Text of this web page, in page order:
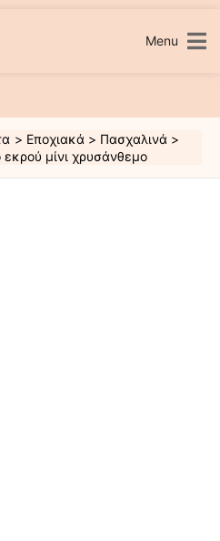
Menu
Εποχιακά
Πασχαλινά
μίνι χρυσάνθεμο